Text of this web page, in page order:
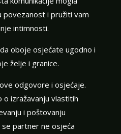
povezanost i pružiti vam
intimnosti.
oboje osjećate ugodno i
želje i granice.
odgovore i osjećaje.
o izražavanju vlastitih
i poštovanju
partner ne osjeća